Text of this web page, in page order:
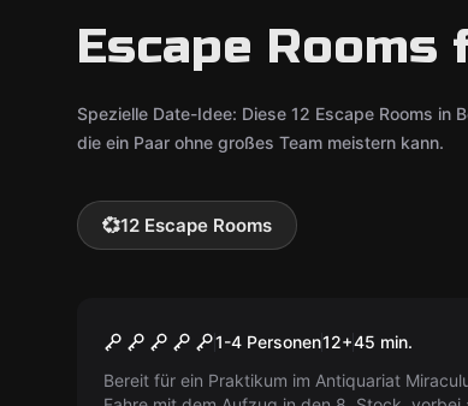
Escape
Spezielle Date-Idee: Diese 12 Escape Rooms
die ein Paar ohne großes Team meistern kann.
💞12 Escape Rooms
The Elevator
1-4 Personen12+45 min.
Bereit für ein Praktikum im Antiquariat